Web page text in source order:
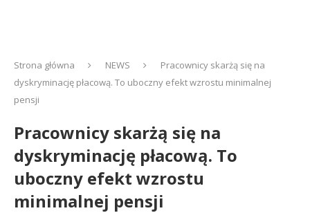
Strona główna NEWS
Pracownicy skarżą się na
dyskryminację płacową. To uboczny efekt wzrostu minimalnej
pensji
Pracownicy skarżą się na
dyskryminację płacową. To
uboczny efekt wzrostu
minimalnej pensji